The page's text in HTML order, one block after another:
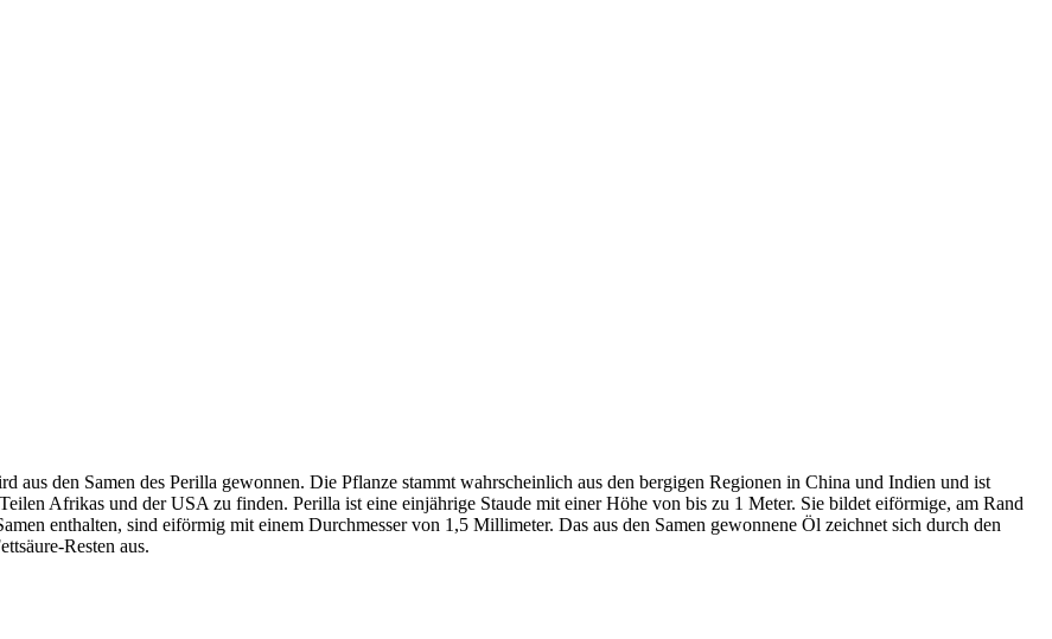
aus den Samen des Perilla gewonnen. Die Pflanze stammt wahrscheinlich aus den bergigen Regionen in China und Indien und ist
Afrikas und der USA zu finden. Perilla ist eine einjährige Staude mit einer Höhe von bis zu 1 Meter. Sie bildet eiförmige, am Rand
enthalten, sind eiförmig mit einem Durchmesser von 1,5 Millimeter. Das aus den Samen gewonnene Öl zeichnet sich durch den
Resten aus.